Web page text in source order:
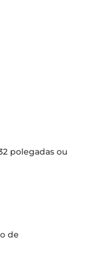
polegadas ou
de